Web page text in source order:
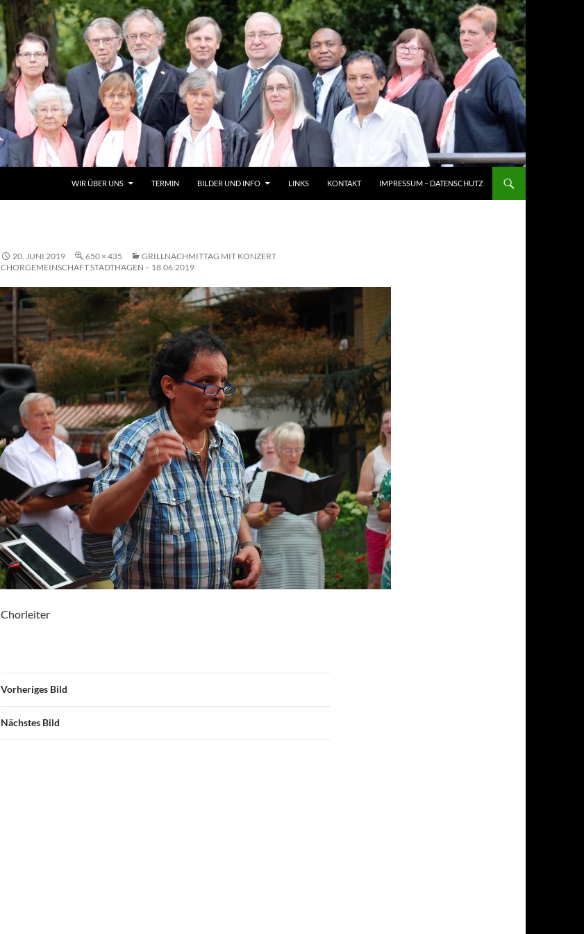
WIR ÜBER UNS
TERMIN BILDER UND INFO LINKS KONTAKT IMPRESSUM – DATENSCHUTZ
20. JUNI 2019 650 × 435
GRILLNACHMITTAG MIT KONZERT
CHORGEMEINSCHAFT STADTHAGEN – 18.06.2019
Chorleiter
Vorheriges Bild
Nächstes Bild